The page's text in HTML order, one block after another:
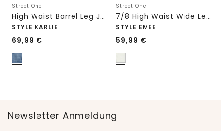
Street One
High Waist Barrel Leg Jeans im Loose Fit
STYLE KARLIE
69,99 €
Street One
7/8 High Waist Wide Leg Jeans im Loose Fit
STYLE EMEE
59,99 €
Newsletter Anmeldung